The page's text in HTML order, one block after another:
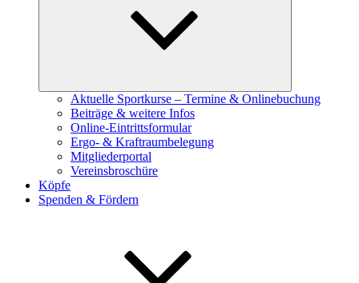
Aktuelle Sportkurse – Termine & Onlinebuchung
Beiträge & weitere Infos
Online-Eintrittsformular
Ergo- & Kraftraumbelegung
Mitgliederportal
Vereinsbroschüre
Köpfe
Spenden & Fördern